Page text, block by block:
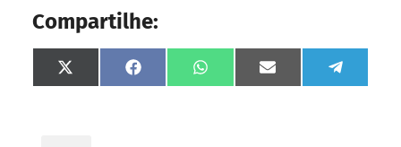
Compartilhe:
Share
on
Share
on
Share
on
Share
on
Share
on